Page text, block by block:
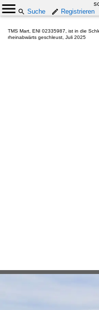
Suche
Registrieren
TMS Mart, ENI 02335987, ist in die
rheinabwärts geschleust, Juli 2025